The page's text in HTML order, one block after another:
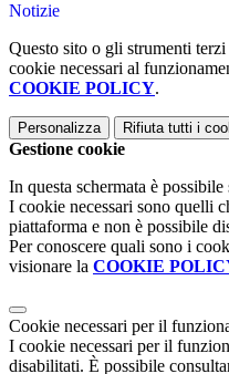
Notizie
Questo sito o gli strumenti
cookie necessari al
COOKIE POLICY.
Personalizza Rifiuta tutti i
Gestione cookie
In questa schermata è
I cookie necessari sono quelli
piattaforma e non è possibile
Per conoscere quali sono i
visionare la COOKIE
Cookie necessari per il
I cookie necessari per il
disabilitati. È possibile